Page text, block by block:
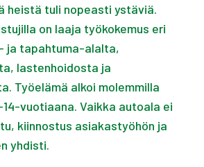
heistä tuli nopeasti ystäviä.
on laaja työkokemus eri
ja tapahtuma-alalta,
lastenhoidosta ja
Työelämä alkoi molemmilla
vuotiaana. Vaikka autoala ei
kiinnostus asiakastyöhön ja
yhdisti.